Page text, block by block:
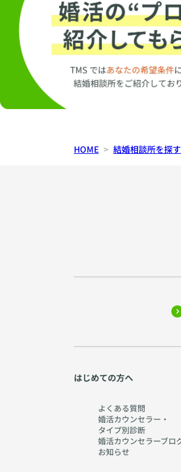
HOME 結婚相談所を探す
はじめての方へ
よくある質問
婚活カウンセラー・
タイプ別診断
婚活カウンセラーブロ
お知らせ